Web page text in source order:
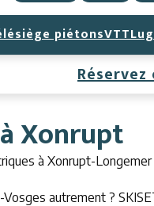
piétonsVTT
Xonrupt
à Xonrupt-Longemer
autrement ?